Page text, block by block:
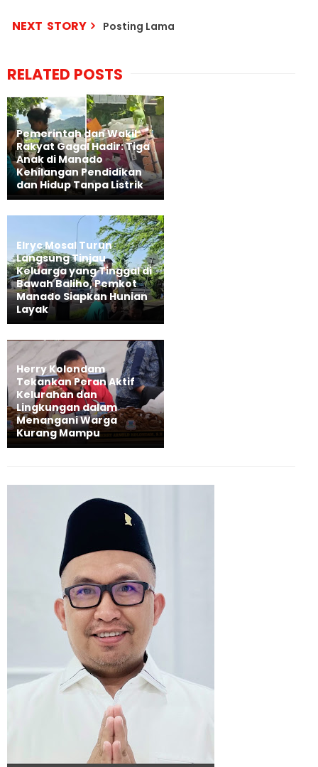
NEXT STORY Posting Lama
RELATED POSTS
Pemerintah dan Wakil
Rakyat Gagal Hadir: Tiga
Anak di Manado
Kehilangan Pendidikan
dan Hidup Tanpa Listrik
Elryc Mosal Turun
Langsung Tinjau
Keluarga yang Tinggal di
Bawah Baliho, Pemkot
Manado Siapkan Hunian
Layak
Herry Kolondam
Tekankan Peran Aktif
Kelurahan dan
Lingkungan dalam
Menangani Warga
Kurang Mampu